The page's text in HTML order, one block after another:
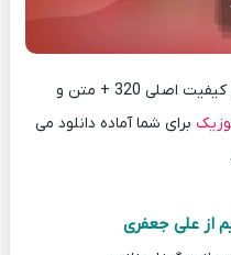
دانلود آهنگ جدید علی جعفری با کیفیت اصلی 320 + متن و
برای شما آماده دانلود می
از علی جعفری